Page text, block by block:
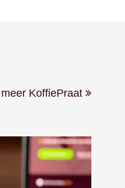
KoffiePraat